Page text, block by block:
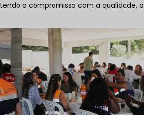
o compromisso com a qualidade, a